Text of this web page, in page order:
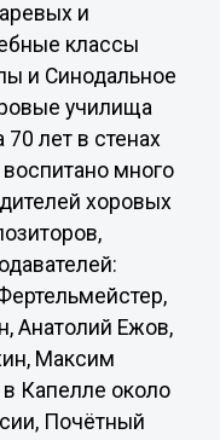
и
классы
и Синодальное
училища
лет в стенах
много
хоровых
Анатолий Ежов,
Максим
Капелле около
Почётный